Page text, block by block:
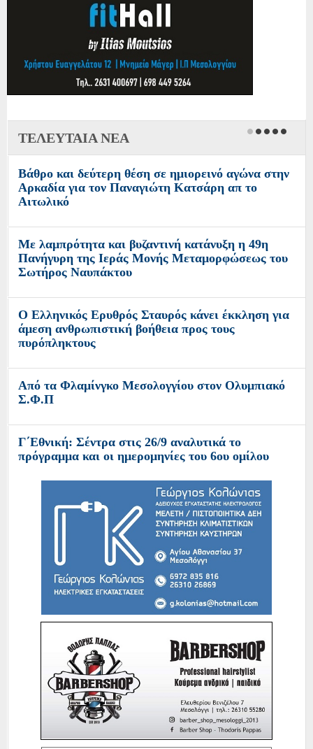
ΤΕΛΕΥΤΑΙΑ ΝΕΑ
Βάθρο και δεύτερη θέση σε ημιορεινό αγώνα στην
Αρκαδία για τον Παναγιώτη Κατσάρη απ το
Αιτωλικό
Με λαμπρότητα και βυζαντινή κατάνυξη η 49η
Πανήγυρη της Ιεράς Μονής Μεταμορφώσεως του
Σωτήρος Ναυπάκτου
Ο Ελληνικός Ερυθρός Σταυρός κάνει έκκληση για
άμεση ανθρωπιστική βοήθεια προς τους
πυρόπληκτους
Από τα Φλαμίνγκο Μεσολογγίου στον Ολυμπιακό
Σ.Φ.Π
Γ΄Εθνική: Σέντρα στις 26/9 αναλυτικά το
πρόγραμμα και οι ημερομηνίες του 6ου ομίλου